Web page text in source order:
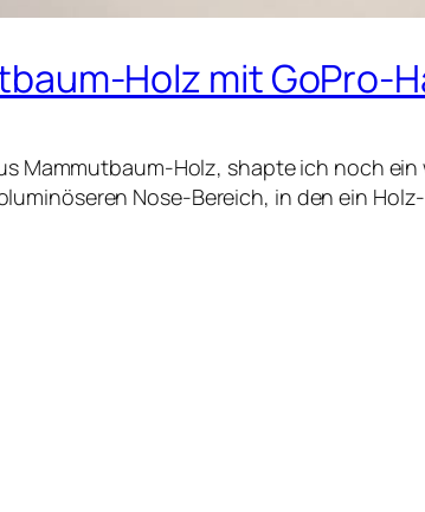
Holz mit GoPro-
Mammutbaum-Holz, shapte ich noch
Nose-Bereich, in den ein